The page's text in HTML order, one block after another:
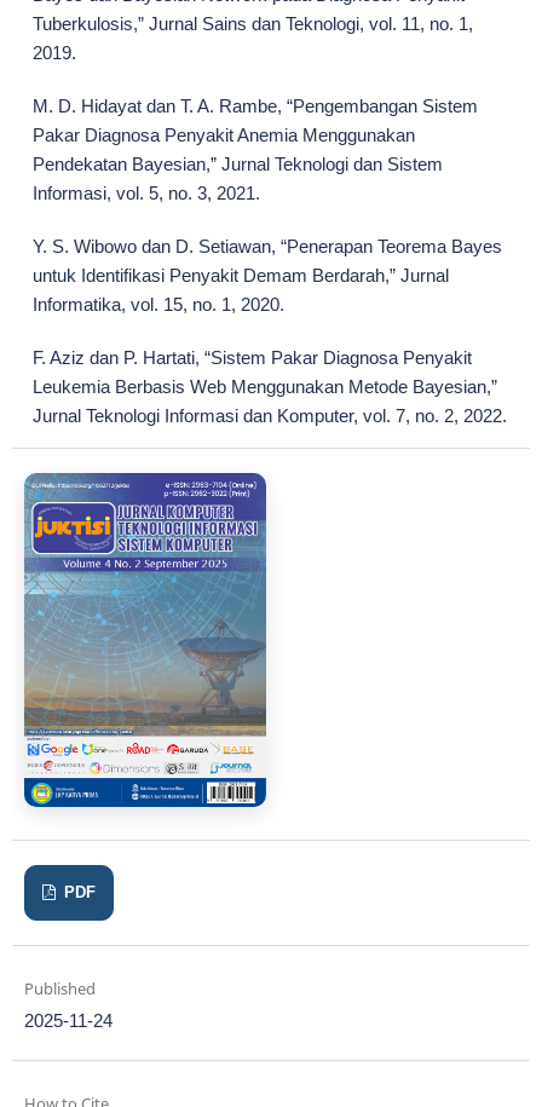
Tuberkulosis,” Jurnal Sains dan Teknologi, vol. 11, no. 1,
2019.
M. D. Hidayat dan T. A. Rambe, “Pengembangan Sistem
Pakar Diagnosa Penyakit Anemia Menggunakan
Pendekatan Bayesian,” Jurnal Teknologi dan Sistem
Informasi, vol. 5, no. 3, 2021.
Y. S. Wibowo dan D. Setiawan, “Penerapan Teorema Bayes
untuk Identifikasi Penyakit Demam Berdarah,” Jurnal
Informatika, vol. 15, no. 1, 2020.
F. Aziz dan P. Hartati, “Sistem Pakar Diagnosa Penyakit
Leukemia Berbasis Web Menggunakan Metode Bayesian,”
Jurnal Teknologi Informasi dan Komputer, vol. 7, no. 2, 2022.
PDF
Published
2025-11-24